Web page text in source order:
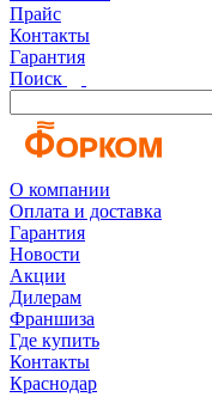
Прайс
Контакты
Гарантия
Поиск
О компании
Оплата и доставка
Гарантия
Новости
Акции
Дилерам
Франшиза
Где купить
Контакты
Краснодар